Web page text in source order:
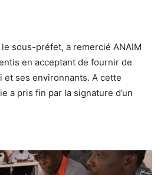
sous-préfet, a remercié ANAIM
en acceptant de fournir de
et ses environnants. A cette
a pris fin par la signature d’un